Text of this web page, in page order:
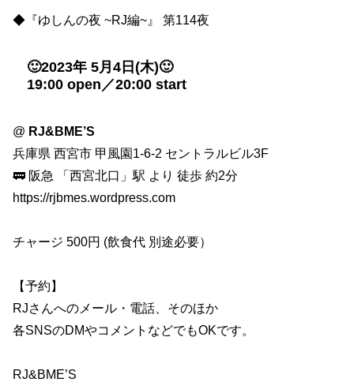
◆『ゆしんの夜 ~RJ編~』 第114夜
🙂2023年 5月4日(木)🙂
19:00 open／20:00 start
@ RJ&BME’S
兵庫県 西宮市 甲風園1-6-2 セントラルビル3F
🚃 阪急 「西宮北口」駅 より 徒歩 約2分
https://rjbmes.wordpress.com
チャージ 500円 (飲食代 別途必要）
【予約】
RJさんへのメール・電話、そのほか
各SNSのDMやコメントなどでもOKです。
RJ&BME’S